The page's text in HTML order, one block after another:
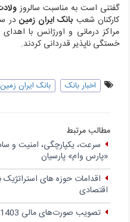
گفتنی است به مناسبت سالروز
کارکنان شعب بانک ایران زمین در
مراکز درمانی و اورژانس با
خستگی ناپذیر قدردانی کردند.
اخبار بانک بانک ایران زمین
مطالب مرتبط
سرعت، یکپارچگی، امنیت و
«پارس وام» پارسیان
اقدامات حوزه های استراتژیک
اقتصادی
تصویب صورت‌های مالی 1403 بانک پارسیان با تائید سهامداران